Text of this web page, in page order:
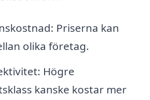
Priserna kan
olika företag.
Högre
kanske kostar mer